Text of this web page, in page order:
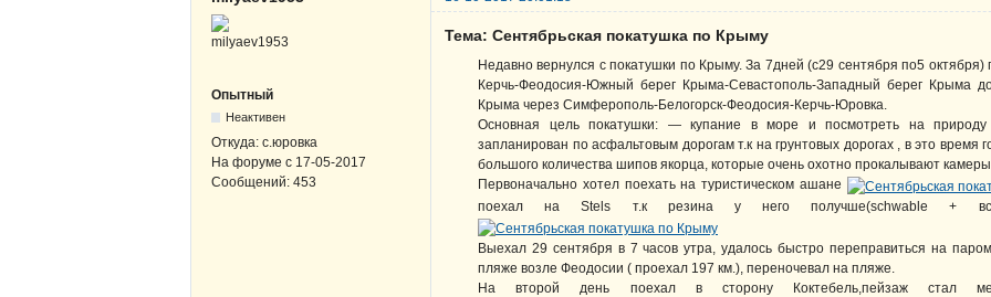
Опытный
Неактивен
Откуда: с.юровка
На форуме с 17-05-2017
Сообщений: 453
Тема: Сентябрьская покатушка по Крыму
Недавно вернулся с покатушки по Крыму. За 7дней (c29 сентября по5
Керчь-Феодосия-Южный берег Крыма-Севастополь-Западный берег Крыма
Крыма через Симферополь-Белогорск-Феодосия-Керчь-Юровка.
Основная цель покатушки: — купание в море и посмотреть на
запланирован по асфальтовым дорогам т.к на грунтовых дорогах , в это время
большого количества шипов якорца, которые очень охотно прокалывают
Первоначально хотел поехать на туристическом ашане
поехал на Stels т.к резина у него получше(schwable +
Выехал 29 сентября в 7 часов утра, удалось быстро переправиться на
пляже возле Феодосии ( проехал 197 км.), переночевал на пляже.
На второй день поехал в сторону Коктебель,пейзаж стал